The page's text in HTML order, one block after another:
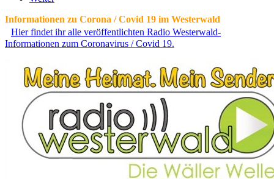
Informationen zu Corona / Covid 19 im Westerwald
Hier findet ihr alle veröffentlichten Radio Westerwald-
Informationen zum Coronavirus / Covid 19.